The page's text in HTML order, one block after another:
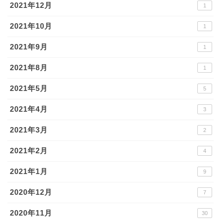
2021年12月 1
2021年10月 1
2021年9月 1
2021年8月 1
2021年5月 5
2021年4月 3
2021年3月 2
2021年2月 4
2021年1月 9
2020年12月 7
2020年11月 30